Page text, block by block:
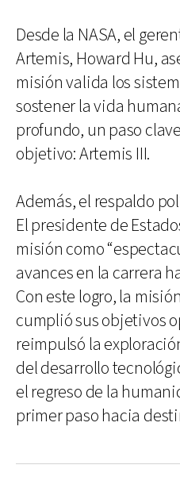
Desde la NASA, el
Artemis, Howard Hu,
misión valida los
sostener la vida
profundo, un paso
objetivo: Artemis III.
Además, el respaldo
El presidente de
misión como
avances en la carrera
Con este logro, la
cumplió sus objetivos
reimpulsó la
del desarrollo
el regreso de la
primer paso hacia